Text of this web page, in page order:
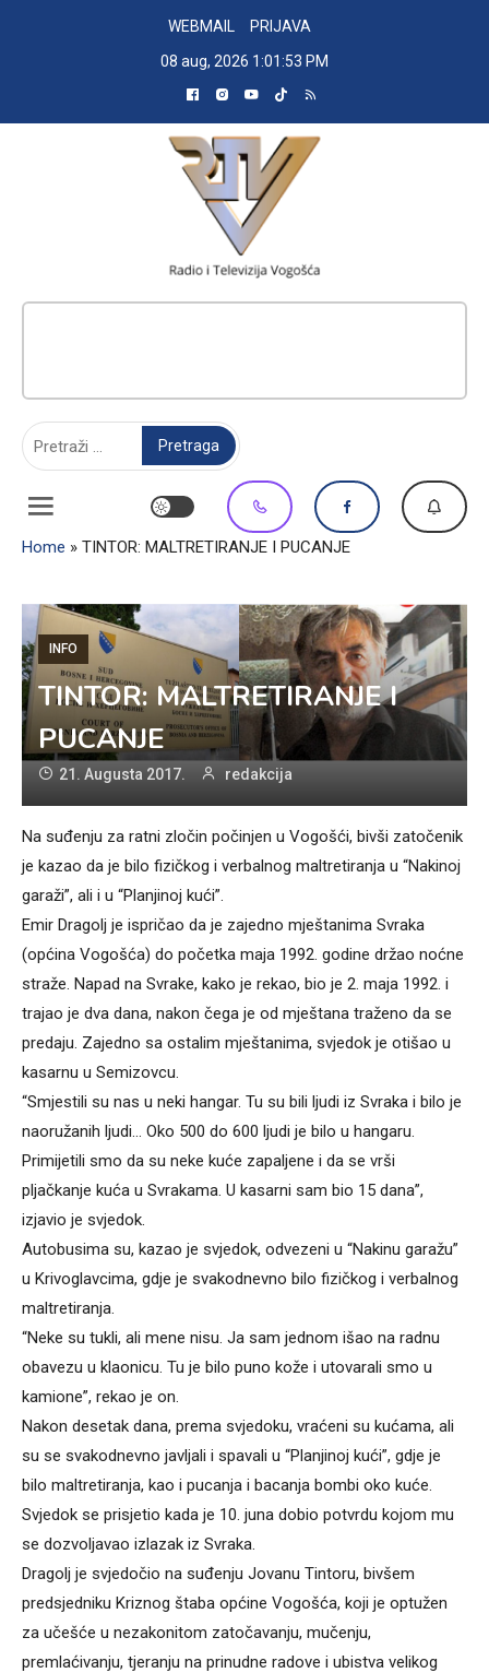
WEBMAIL
PRIJAVA
08 aug, 2026 1:01:54 PM
Home » TINTOR: MALTRETIRANJE I PUCANJE
INFO
TINTOR: MALTRETIRANJE I
PUCANJE
21. Augusta 2017. redakcija
Na suđenju za ratni zločin počinjen u Vogošći, bivši zatočenik
je kazao da je bilo fizičkog i verbalnog maltretiranja u “Nakinoj
garaži”, ali i u “Planjinoj kući”.
Emir Dragolj je ispričao da je zajedno mještanima Svraka
(općina Vogošća) do početka maja 1992. godine držao noćne
straže. Napad na Svrake, kako je rekao, bio je 2. maja 1992. i
trajao je dva dana, nakon čega je od mještana traženo da se
predaju. Zajedno sa ostalim mještanima, svjedok je otišao u
kasarnu u Semizovcu.
“Smjestili su nas u neki hangar. Tu su bili ljudi iz Svraka i bilo je
naoružanih ljudi… Oko 500 do 600 ljudi je bilo u hangaru.
Primijetili smo da su neke kuće zapaljene i da se vrši
pljačkanje kuća u Svrakama. U kasarni sam bio 15 dana”,
izjavio je svjedok.
Autobusima su, kazao je svjedok, odvezeni u “Nakinu garažu”
u Krivoglavcima, gdje je svakodnevno bilo fizičkog i verbalnog
maltretiranja.
“Neke su tukli, ali mene nisu. Ja sam jednom išao na radnu
obavezu u klaonicu. Tu je bilo puno kože i utovarali smo u
kamione”, rekao je on.
Nakon desetak dana, prema svjedoku, vraćeni su kućama, ali
su se svakodnevno javljali i spavali u “Planjinoj kući”, gdje je
bilo maltretiranja, kao i pucanja i bacanja bombi oko kuće.
Svjedok se prisjetio kada je 10. juna dobio potvrdu kojom mu
se dozvoljavao izlazak iz Svraka.
Dragolj je svjedočio na suđenju Jovanu Tintoru, bivšem
predsjedniku Kriznog štaba općine Vogošća, koji je optužen
za učešće u nezakonitom zatočavanju, mučenju,
premlaćivanju, tjeranju na prinudne radove i ubistva velikog